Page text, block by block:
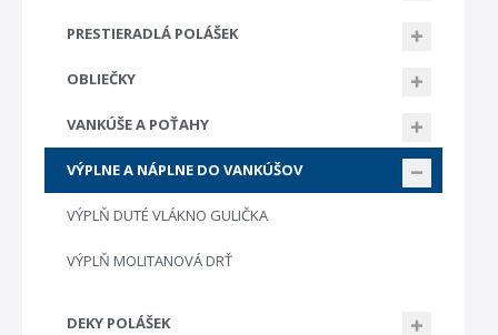
PRESTIERADLÁ POLÁŠEK
OBLIEČKY
VANKÚŠE A POŤAHY
VÝPLNE A NÁPLNE DO VANKÚŠOV
VÝPLŇ DUTÉ VLÁKNO GULIČKA
VÝPLŇ MOLITANOVÁ DRŤ
DEKY POLÁŠEK